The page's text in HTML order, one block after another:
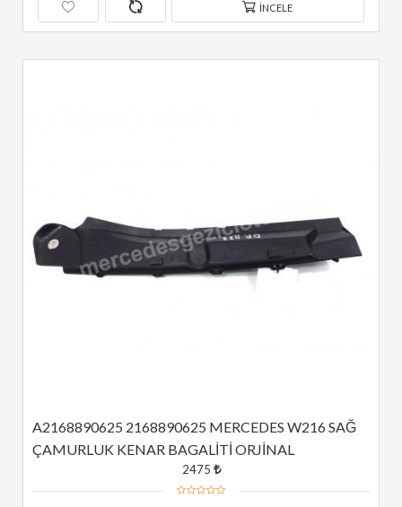
İNCELE
A2168890625 2168890625 MERCEDES W216 SAĞ
ÇAMURLUK KENAR BAGALİTİ ORJİNAL
2475